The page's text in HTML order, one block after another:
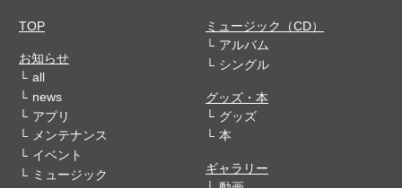
TOP
お知らせ
all
news
アプリ
メンテナンス
イベント
ミュージック
ミュージック（CD）
アルバム
シングル
グッズ・本
グッズ
本
ギャラリー